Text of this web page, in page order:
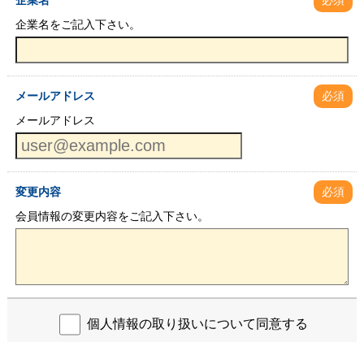
企業名をご記入下さい。
メールアドレス
必須
メールアドレス
変更内容
必須
会員情報の変更内容をご記入下さい。
個人情報の取り扱いについて同意する